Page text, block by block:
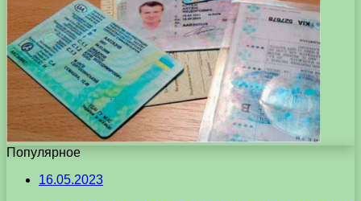
Популярное
16.05.2023